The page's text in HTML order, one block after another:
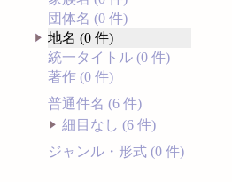
団体名 (0 件)
地名 (0 件)
統一タイトル (0 件)
著作 (0 件)
普通件名 (6 件)
細目なし (6 件)
ジャンル・形式 (0 件)